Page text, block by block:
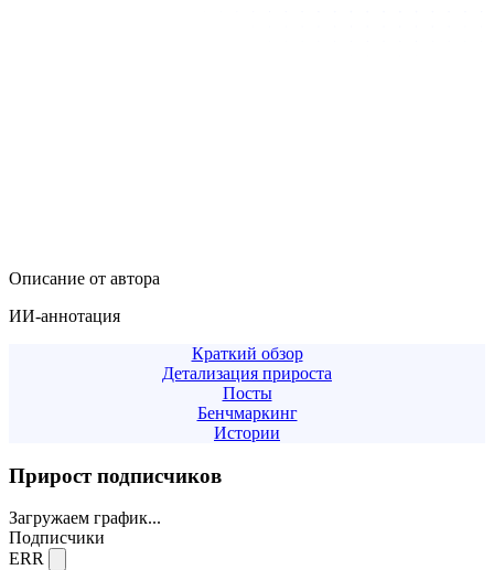
Описание от автора
ИИ-аннотация
Краткий обзор
Детализация прироста
Посты
Бенчмаркинг
Истории
Прирост подписчиков
Загружаем график...
Подписчики
ERR